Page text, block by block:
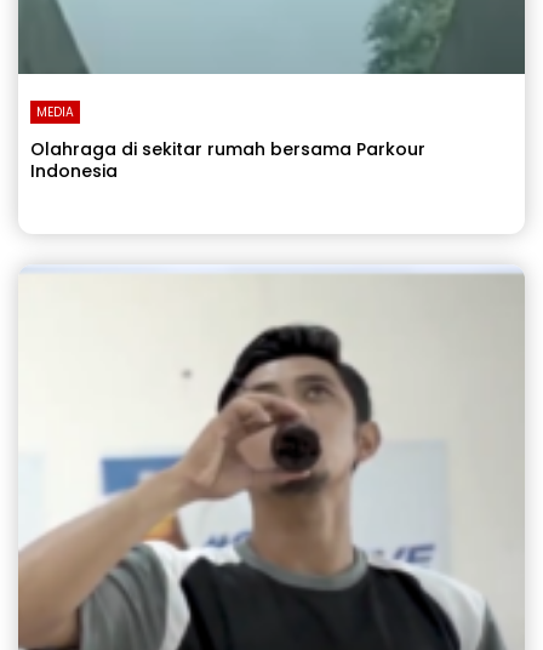
MEDIA
Olahraga di sekitar rumah bersama Parkour
Indonesia